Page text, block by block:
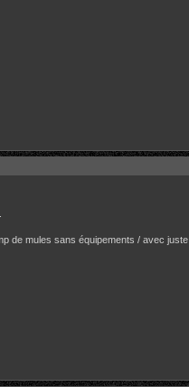
de mules sans équipements / avec juste